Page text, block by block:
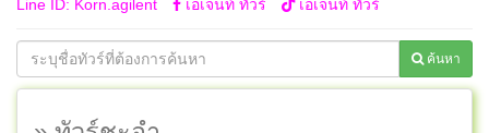
Line ID: Korn.agilent
เอเจนท์ ทัวร์ เอเจนท์ ทัวร์
ค้นหา